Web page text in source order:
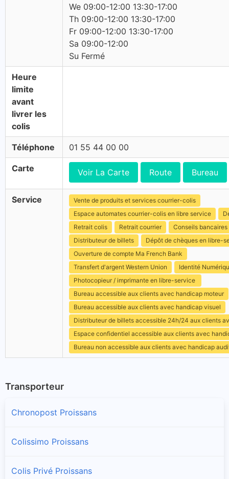
We 09:00-12:00 13:30-17:00
Th 09:00-12:00 13:30-17:00
Fr 09:00-12:00 13:30-17:00
Sa 09:00-12:00
Su Fermé
Heure
limite
avant
livrer les
colis
Téléphone 01 55 44 00 00
Carte Voir La Carte Route Bureau
Service
Vente de produits et services courrier-colis
Espace automates courrier-colis en libre service
Retrait colis
Retrait courrier
Conseils bancaires
Distributeur de billets
Dépôt de chèques en libre-
Ouverture de compte Ma French Bank
Transfert d'argent Western Union
Identité
Photocopieur / imprimante en libre-service
Bureau accessible aux clients avec handicap moteur
Bureau accessible aux clients avec handicap visuel
Distributeur de billets accessible 24h/24 aux clients
Espace confidentiel accessible aux clients avec
Bureau non accessible aux clients avec handicap
Transporteur
Chronopost Proissans
Colissimo Proissans
Colis Privé Proissans